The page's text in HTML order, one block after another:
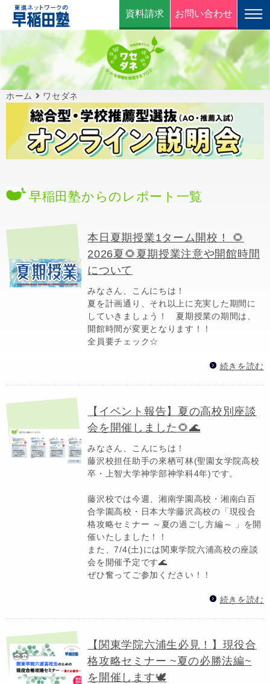
資料請求 お問い合わせ
ホーム ワセダネ
早稲田塾からのレポート一覧
本日夏期授業1ターム開校！ 🌻
2026夏🌻夏期授業注意や開館時間
について
みなさん、こんにちは！
夏を計画通り、それ以上に充実した期間に
していきましょう！ 夏期授業の期間は、
開館時間が変更となります！！
全員要チェック☆
続きを読む
【イベント報告】夏の高校別座談
会を開催しました🌻🌊
みなさん、こんにちは！
藤沢校担任助手の來栖可林(聖園女学院高校
卒・上智大学神学部神学科4年)です。
藤沢校では今週、湘南学園高校・湘南白百
合学園高校・日本大学藤沢高校の「現役合
格攻略セミナー ～夏の過ごし方編～ 」を開
催いたしました！！
また、7/4(土)には関東学院六浦高校の座談
会を開催予定です🌊
ぜひ奮ってご参加ください！！
続きを読む
【関東学院六浦生必見！】現役合
格攻略セミナー ~夏の必勝法編~
を開催します🕊️